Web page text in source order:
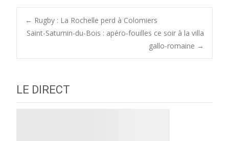
Post
navigation
← Rugby : La Rochelle perd à Colomiers
Saint-Saturnin-du-Bois : apéro-fouilles ce soir à la villa
gallo-romaine →
LE DIRECT